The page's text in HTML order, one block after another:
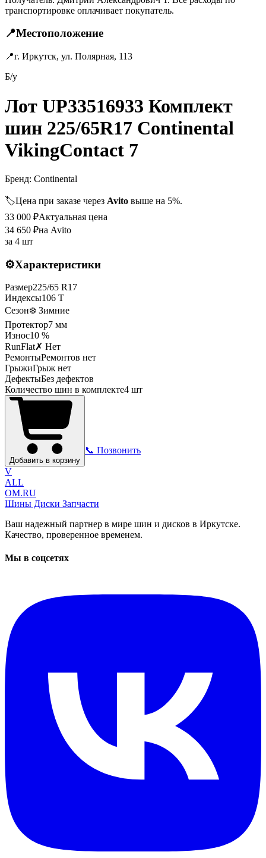
транспортировке оплачивает покупатель.
📍Местоположение
📍г. Иркутск, ул. Полярная, 113
Б/у
Лот UP33516933 Комплект
шин 225/65R17 Continental
VikingContact 7
Бренд: Continental
🏷️Цена при заказе через Avito выше на 5%.
33 000 ₽Актуальная цена
34 650 ₽на Avito
за 4 шт
⚙️Характеристики
Размер225/65 R17
Индексы106 T
Сезон❄️ Зимние
Протектор7 мм
Износ10 %
RunFlat✗ Нет
РемонтыРемонтов нет
ГрыжиГрыж нет
ДефектыБез дефектов
Количество шин в комплекте4 шт
Добавить в корзину
📞 Позвонить
V
ALL
OM.RU
Шины Диски Запчасти
Ваш надежный партнер в мире шин и дисков в Иркутске.
Качество, проверенное временем.
Мы в соцсетях